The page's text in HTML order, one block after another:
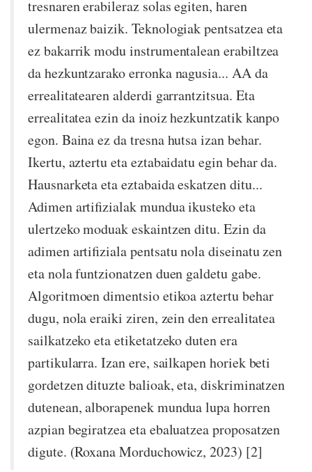
tresnaren erabileraz solas egiten, haren
ulermenaz baizik. Teknologiak pentsatzea eta
ez bakarrik modu instrumentalean erabiltzea
da hezkuntzarako erronka nagusia... AA da
errealitatearen alderdi garrantzitsua. Eta
errealitatea ezin da inoiz hezkuntzatik kanpo
egon. Baina ez da tresna hutsa izan behar.
Ikertu, aztertu eta eztabaidatu egin behar da.
Hausnarketa eta eztabaida eskatzen ditu...
Adimen artifizialak mundua ikusteko eta
ulertzeko moduak eskaintzen ditu. Ezin da
adimen artifiziala pentsatu nola diseinatu zen
eta nola funtzionatzen duen galdetu gabe.
Algoritmoen dimentsio etikoa aztertu behar
dugu, nola eraiki ziren, zein den errealitatea
sailkatzeko eta etiketatzeko duten era
partikularra. Izan ere, sailkapen horiek beti
gordetzen dituzte balioak, eta, diskriminatzen
dutenean, alborapenek mundua lupa horren
azpian begiratzea eta ebaluatzea proposatzen
digute. (Roxana Morduchowicz, 2023) [2]